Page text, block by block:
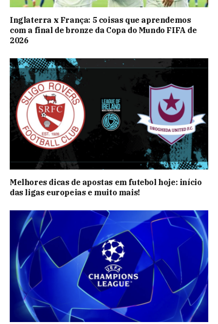
Inglaterra x França: 5 coisas que aprendemos
com a final de bronze da Copa do Mundo FIFA de
2026
Melhores dicas de apostas em futebol hoje: início
das ligas europeias e muito mais!